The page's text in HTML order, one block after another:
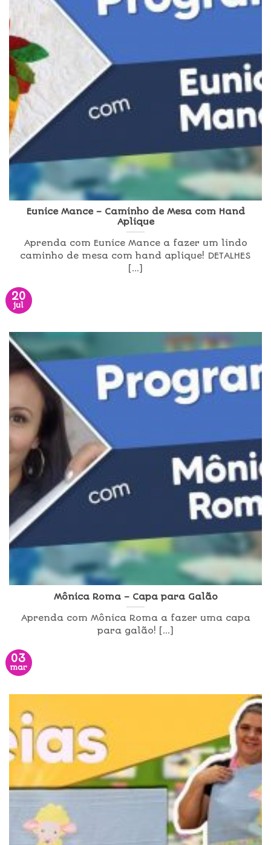
Eunice Mance – Caminho de Mesa com Hand
Aplique
Aprenda com Eunice Mance a fazer um lindo
caminho de mesa com hand aplique! DETALHES
[...]
20
jul
Mônica Roma – Capa para Galão
Aprenda com Mônica Roma a fazer uma capa
para galão! [...]
03
mar